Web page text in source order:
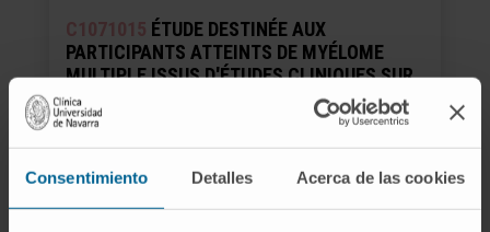
Consentimiento Detalles Acerca de las cookies
C1071015 ÉTUDE DESTINÉE AUX
PARTICIPANTS ATTEINTS DE MYÉLOME
MULTIPLE ISSUS D'ÉTUDES CLINIQUES SUR
L'ELRANATAMAB PARRAINÉES PAR PFIZER
VOIR TOUTES LES ÉTUDES ET ESSAIS